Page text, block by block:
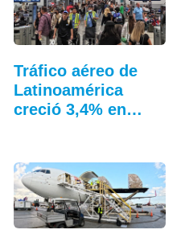
Tráfico aéreo de
Latinoamérica
creció 3,4% en